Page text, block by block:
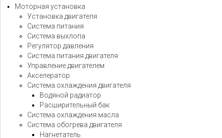
Моторная установка
Установка двигателя
Система питания
Система выхлопа
Регулятор давления
Система питания двигателя
Управление двигателем
Акселератор
Система охлаждения двигателя
Водяной радиатор
Расширительный бак
Система охлаждения масла
Система обогрева двигателя
Нагнетатель